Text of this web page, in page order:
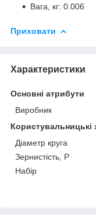
Вага, кг: 0.006
Приховати
Характеристики
Основні атрибути
Виробник
Користувальницькі
Діаметр круга
Зернистість, Р
Набір